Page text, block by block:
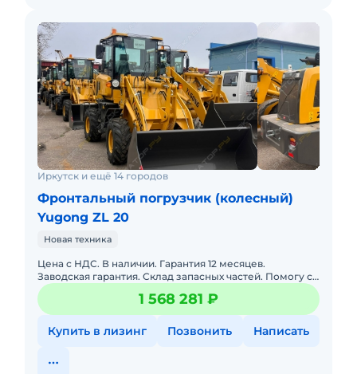
Иркутск и ещё 14 городов
Фронтальный погрузчик (колесный)
Yugong ZL 20
Новая техника
Цена с НДС. В наличии. Гарантия 12 месяцев.
Заводская гарантия. Склад запасных частей. Помогу с
доставкой. Полная документация.
1 568 281 ₽
Купить в лизинг Позвонить Написать